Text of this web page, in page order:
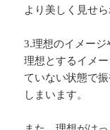
より美しく見せら
3.理想のイメージ
理想とするイメ
ていない状態で
しまいます。